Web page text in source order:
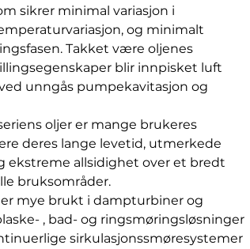
sikrer minimal variasjon i
og minimalt
Takket være oljenes
blir innpisket luft
unngås pumpekavitasjon og
oljer er mange brukeres
deres lange levetid, utmerkede
ekstreme allsidighet over et bredt
bruksområder.
er mye brukt i dampturbiner og
, bad- og ringsmøringsløsninger
sirkulasjonssmøresystemer